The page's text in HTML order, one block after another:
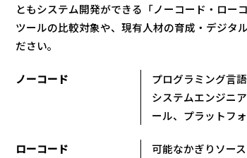
ともシステム開発ができる「ノーコード・ロー
ツールの比較対象や、現有人材の育成・デジタ
ださい。
ノーコード
プログラミング言
システムエンジニ
ール、プラットフ
ローコード
可能なかぎりソー